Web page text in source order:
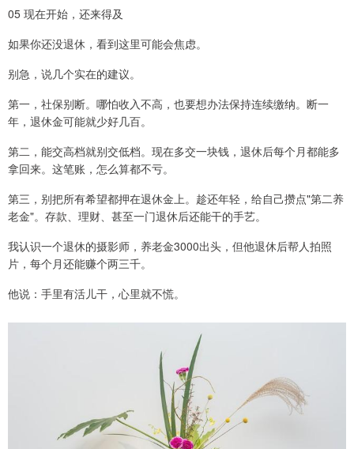
05 现在开始，还来得及
如果你还没退休，看到这里可能会焦虑。
别急，说几个实在的建议。
第一，社保别断。哪怕收入不高，也要想办法保持连续缴纳。断一
年，退休金可能就少好几百。
第二，能交高档就别交低档。现在多交一块钱，退休后每个月都能多
拿回来。这笔账，怎么算都不亏。
第三，别把所有希望都押在退休金上。趁还年轻，给自己攒点"第二养
老金"。存款、理财、甚至一门退休后还能干的手艺。
我认识一个退休的摄影师，养老金3000出头，但他退休后帮人拍照
片，每个月还能赚个两三千。
他说：手里有活儿干，心里就不慌。